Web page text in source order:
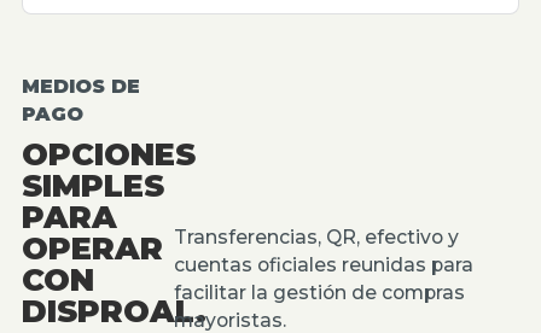
MEDIOS DE
PAGO
OPCIONES
SIMPLES
PARA
OPERAR
CON
DISPROAL.
Transferencias, QR, efectivo y
cuentas oficiales reunidas para
facilitar la gestión de compras
mayoristas.